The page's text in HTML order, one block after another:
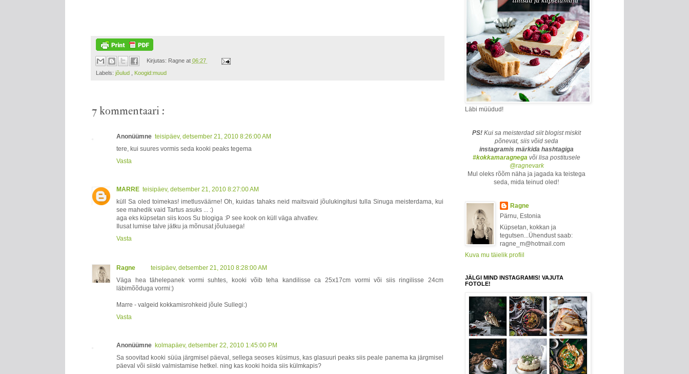
Kirjutas: Ragne at 06:27
Labels: jõulud , Koogid:muud
7 kommentaari :
Anonüümne teisipäev, detsember 21, 2010 8:26:00 AM
tere, kui suures vormis seda kooki peaks tegema
Vasta
MARRE teisipäev, detsember 21, 2010 8:27:00 AM
küll Sa oled toimekas! imetlusväärne! Oh, kuidas tahaks neid maitsvaid jõulukingitusi tulla Sinuga meisterdama, kui
see mahedik vaid Tartus asuks ... :)
aga eks küpsetan siis koos Su blogiga :P see kook on küll väga ahvatlev.
Ilusat lumise talve jätku ja mõnusat jõuluaega!
Vasta
Ragne
teisipäev, detsember 21, 2010 8:28:00 AM
Väga hea tähelepanek vormi suhtes, kooki võib teha kandilisse ca 25x17cm vormi või siis ringilisse 24cm
läbimõõduga vormi:)
Marre - valgeid kokkamisrohkeid jõule Sullegi:)
Vasta
Anonüümne kolmapäev, detsember 22, 2010 1:45:00 PM
Sa soovitad kooki süüa järgmisel päeval, sellega seoses küsimus, kas glasuuri peaks siis peale panema ka järgmisel
päeval või siiski valmistamise hetkel. ning kas kooki hoida siis külmkapis?
Läbi müüdud!
PS! Kui sa meisterdad siit blogist miskit
põnevat, siis võid seda
instagramis märkida hashtagiga
#kokkamaragnega või lisa postitusele
@ragnevark
Mul oleks rõõm näha ja jagada ka teistega
seda, mida teinud oled !
Ragne
Pärnu, Estonia
Küpsetan, kokkan ja
tegutsen...Ühendust saab:
ragne_m@hotmail.com
Kuva mu täielik profiil
JÄLGI MIND INSTAGRAMIS! VAJUTA
FOTOLE!